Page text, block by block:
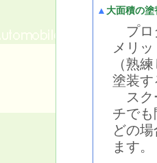
▲ 大面積の塗
プロ
メリ
（熟
塗装す
スク
チで
どの
ます。